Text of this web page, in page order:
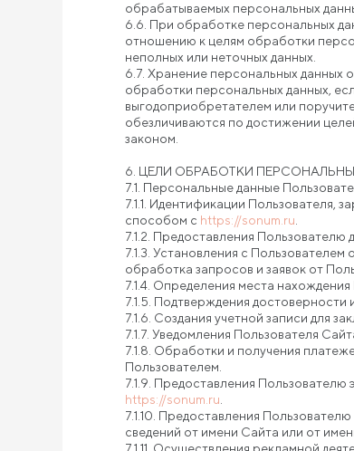
обрабатываемых персональных
6.6. При обработке персональных
отношению к целям обработки
неполных или неточных данных.
6.7. Хранение персональных данных
обработки персональных данных,
выгодоприобретателем или
обезличиваются по достижении
законом.
6. ЦЕЛИ ОБРАБОТКИ
7.1. Персональные данные
7.1.1. Идентификации Пользователя,
способом с https://sonum.ru
7.1.2. Предоставления
7.1.3. Установления с
обработка запросов и заявок от
7.1.4. Определения места
7.1.5. Подтверждения
7.1.6. Создания учетной записи для
7.1.7. Уведомления Пользователя
7.1.8. Обработки и получения
Пользователем.
7.1.9. Предоставления
https://sonum.ru
7.1.10. Предоставления
сведений от имени Сайта или от